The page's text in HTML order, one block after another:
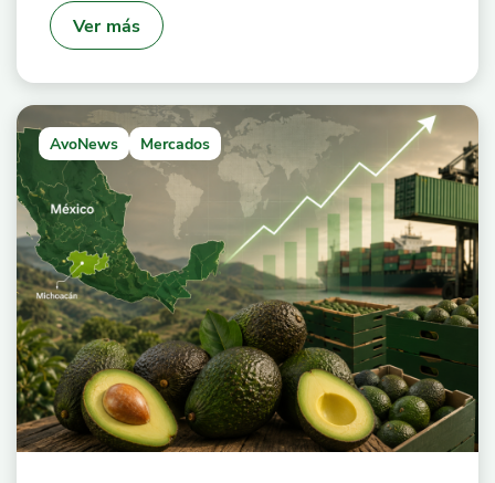
Ver más
AvoNews Mercados